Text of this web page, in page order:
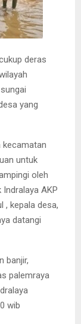
deras
yang
kecamatan
untuk
oleh
Indralaya AKP
, kepala desa,
datangi
banjir,
palemraya
wib